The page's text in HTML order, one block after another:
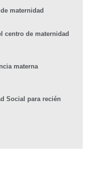
maternidad
centro de maternidad
materna
Social para recién